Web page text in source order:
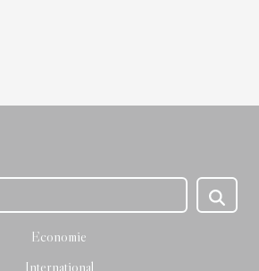
Economie
International